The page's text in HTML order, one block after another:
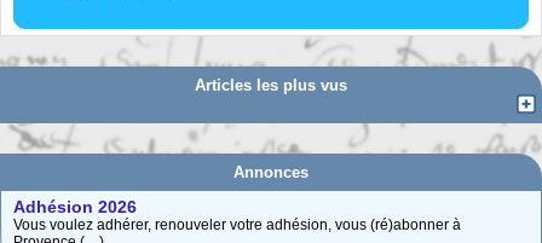
Articles les plus vus
Annonces
Adhésion 2026
Vous voulez adhérer, renouveler votre adhésion, vous (ré)abonner à